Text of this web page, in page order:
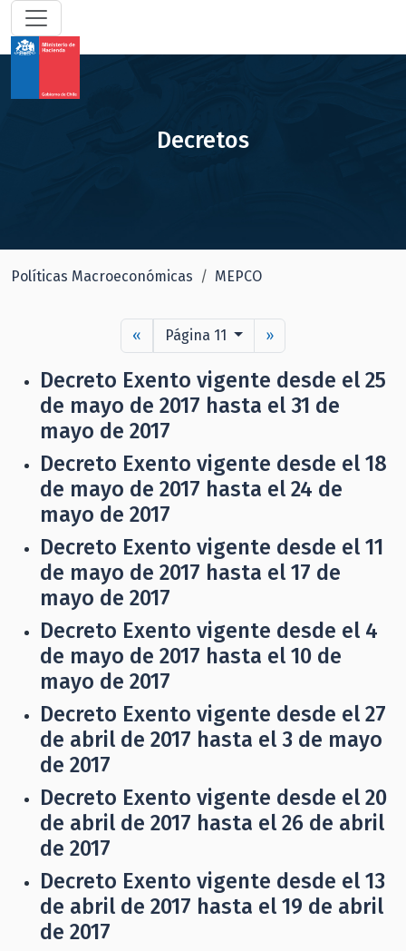
Decretos
Políticas Macroeconómicas MEPCO
« Página 11 »
Decreto Exento vigente desde el 25
de mayo de 2017 hasta el 31 de
mayo de 2017
Decreto Exento vigente desde el 18
de mayo de 2017 hasta el 24 de
mayo de 2017
Decreto Exento vigente desde el 11
de mayo de 2017 hasta el 17 de
mayo de 2017
Decreto Exento vigente desde el 4
de mayo de 2017 hasta el 10 de
mayo de 2017
Decreto Exento vigente desde el 27
de abril de 2017 hasta el 3 de mayo
de 2017
Decreto Exento vigente desde el 20
de abril de 2017 hasta el 26 de abril
de 2017
Decreto Exento vigente desde el 13
de abril de 2017 hasta el 19 de abril
de 2017